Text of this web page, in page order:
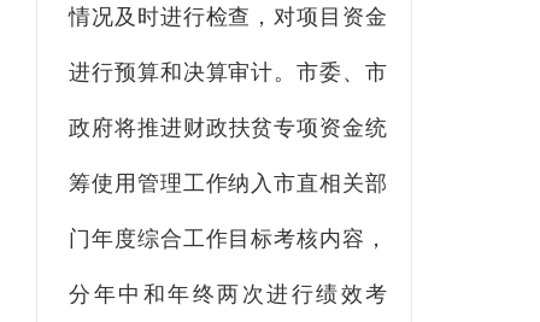
情况及时进行检查，对项目资金
进行预算和决算审计。市委、市
政府将推进财政扶贫专项资金统
筹使用管理工作纳入市直相关部
门年度综合工作目标考核内容，
分年中和年终两次进行绩效考